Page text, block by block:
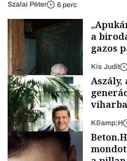
Szalai Péter 6 perc
Családi
vállalkozások
a
gazos
lett az
Kis Judit
Aszály,
K&amp;H